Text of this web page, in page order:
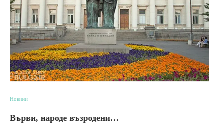
Новини
Върви, народе възродени…